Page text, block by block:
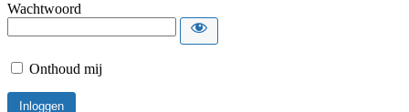
Wachtwoord
Onthoud mij